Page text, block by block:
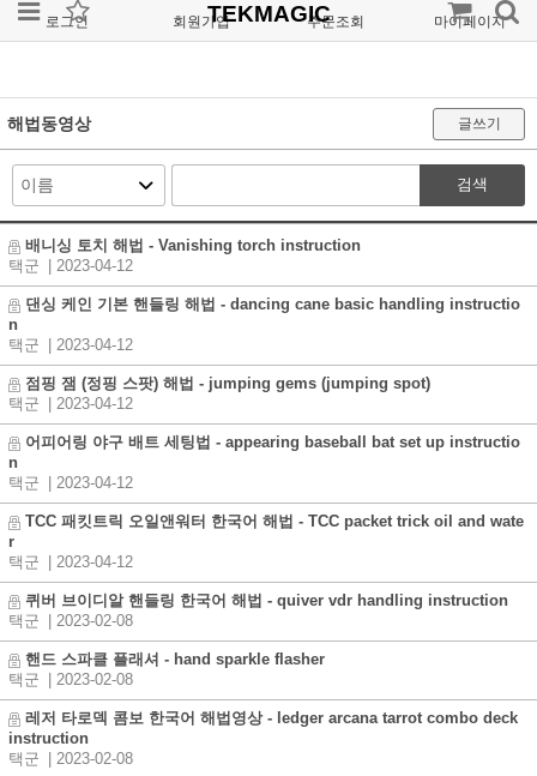
로그인 회원가입 주문조회 마이페이지
TEKMAGIC
해법동영상 글쓰기
검색
배니싱 토치 해법 - Vanishing torch instruction
택군
| 2023-04-12
댄싱 케인 기본 핸들링 해법 - dancing cane basic handling instructio
n
택군
| 2023-04-12
점핑 잼 (정핑 스팟) 해법 - jumping gems (jumping spot)
택군
| 2023-04-12
어피어링 야구 배트 세팅법 - appearing baseball bat set up instructio
n
택군
| 2023-04-12
TCC 패킷트릭 오일앤워터 한국어 해법 - TCC packet trick oil and wate
r
택군
| 2023-04-12
퀴버 브이디알 핸들링 한국어 해법 - quiver vdr handling instruction
택군
| 2023-02-08
핸드 스파클 플래셔 - hand sparkle flasher
택군
| 2023-02-08
레저 타로덱 콤보 한국어 해법영상 - ledger arcana tarrot combo deck
instruction
택군
| 2023-02-08